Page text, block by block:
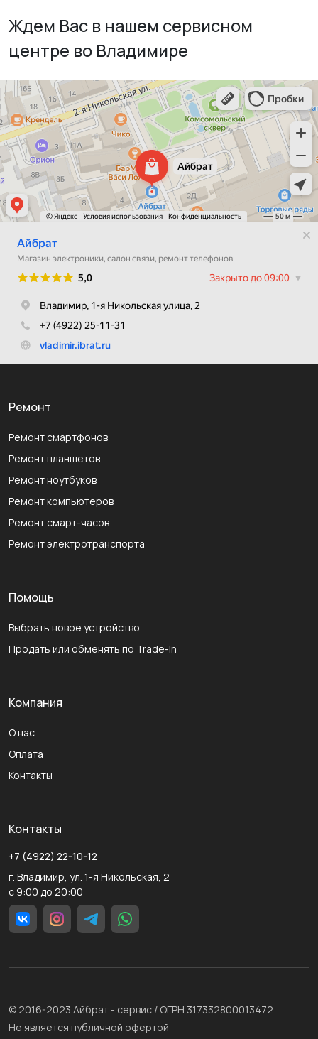
Ждем Вас в нашем сервисном
центре во Владимире
Ремонт
Ремонт смартфонов
Ремонт планшетов
Ремонт ноутбуков
Ремонт компьютеров
Ремонт смарт-часов
Ремонт электротранспорта
Помощь
Выбрать новое устройство
Продать или обменять по Trade-In
Компания
О нас
Оплата
Контакты
Контакты
+7 (4922) 22-10-12
г. Владимир, ул. 1-я Никольская, 2
с 9:00 до 20:00
© 2016-2023 Айбрат - сервис / ОГРН 317332800013472
Не является публичной офертой